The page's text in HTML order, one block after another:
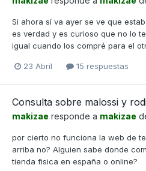
Si ahora sí va ayer se ve que
es verdad y es curioso que no lo
igual cuando los compré para el
23 Abril 15 respuestas
Consulta sobre malossi y
makizae responde a makizae
por cierto no funciona la web de
arriba no? Alguien sabe donde
tienda fisica en españa o online?